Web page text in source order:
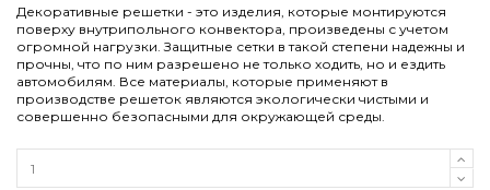
Декоративные решетки - это изделия, которые монтируются
поверху внутрипольного конвектора, произведены с учетом
огромной нагрузки. Защитные сетки в такой степени надежны и
прочны, что по ним разрешено не только ходить, но и ездить
автомобилям. Все материалы, которые применяют в
производстве решеток являются экологически чистыми и
совершенно безопасными для окружающей среды.